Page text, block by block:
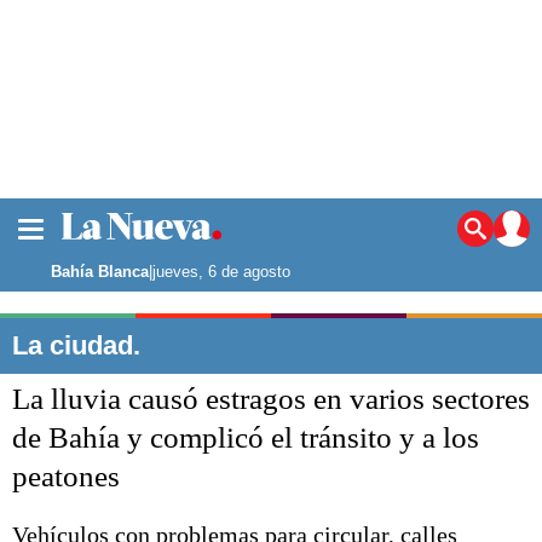
Noticias
La ciudad
Punta Alta
El mundo
Seguridad
Liga del Sur
Bahía Blanca|jueves, 6 de agosto
La ciudad.
La lluvia causó estragos en varios sectores
de Bahía y complicó el tránsito y a los
peatones
Vehículos con problemas para circular, calles